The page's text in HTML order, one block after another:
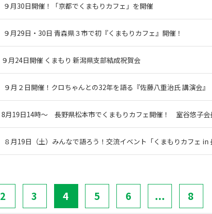
９月30日開催！「京都でくまもりカフェ」を開催
９月29日・30日 青森県３市で初『くまもりカフェ』開催！
９月24日開催 くまもり 新潟県支部結成祝賀会
９月２日開催！クロちゃんとの32年を語る『佐藤八重治氏 講演会』
8月19日14時～ 長野県松本市でくまもりカフェ開催！ 室谷悠子会
８月19日（土）みんなで語ろう！交流イベント「くまもりカフェ in
2 3 4 5 6 ... 8